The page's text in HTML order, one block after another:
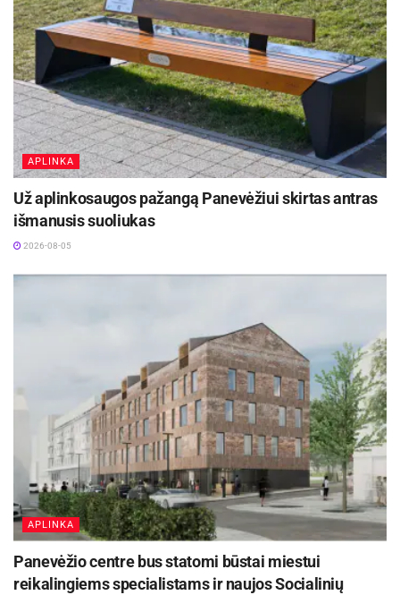
APLINKA
Už aplinkosaugos pažangą Panevėžiui skirtas antras
išmanusis suoliukas
2026-08-05
APLINKA
Panevėžio centre bus statomi būstai miestui
reikalingiems specialistams ir naujos Socialinių